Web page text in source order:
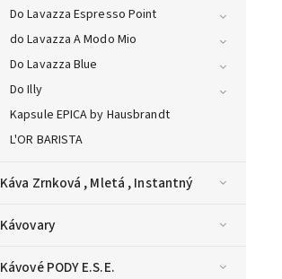
Do Lavazza Espresso Point
do Lavazza A Modo Mio
Do Lavazza Blue
Do Illy
Kapsule EPICA by Hausbrandt
L'OR BARISTA
Káva Zrnková , Mletá , Instantný
Kávovary
Kávové PODY E.S.E.